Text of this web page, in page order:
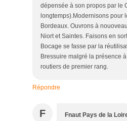
dépensée à son propos par le
longtemps).Modernisons pour
Bordeaux. Ouvrons à
Niort et Saintes. Faisons en
Bocage se fasse par la
Bressuire malgré la présence
routiers de premier rang.
Répondre
F Fnaut Pays de la